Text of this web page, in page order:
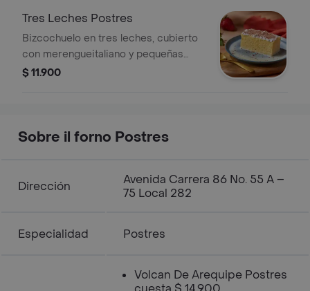
Tres Leches Postres
Bizcochuelo en tres leches, cubierto
con merengueitaliano y pequeñas
espirales de chocolate.
$ 11.900
Sobre il forno Postres
Dirección
Avenida Carrera 86 No. 55 A –
75 Local 282
Especialidad Postres
Volcan De Arequipe Postres